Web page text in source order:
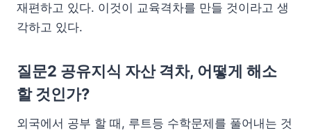
재편하고 있다. 이것이 교육격차를 만들 것이라고 생
각하고 있다.
질문2 공유지식 자산 격차, 어떻게 해소
할 것인가?
외국에서 공부 할 때, 루트등 수학문제를 풀어내는 것